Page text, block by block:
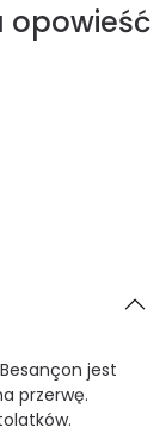
opowieść
jest
przerwę.